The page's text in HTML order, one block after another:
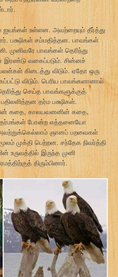
உள்ளன. அவற்றையும் தீர்த்து
பக்ஷிகள் சம்மதித்தன. பாவங்கள்
முனிவரே பாவங்கள் தெரிந்து
வகைப்படும். சின்னச்
கிடைத்து விடும். ஏதோ ஒரு
விடும். பெரிய பாவங்களானால்
செய்த பாவங்களுக்குத்
தர்ம பக்ஷிகள்.
கதை, காலயவனனின் கதை,
தர்மங்கள் போன்ற எத்தனையோ
ஞானப் பறவைகள்
முக்தி பெற்றன. சந்தேக நிவர்த்தி
உருவத்தில் இருந்த முனி
திரும்பினார்.